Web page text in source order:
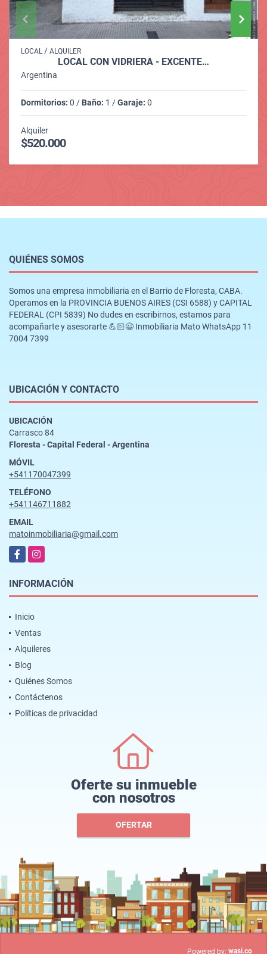
LOCAL / ALQUILER
LOCAL CON VIDRIERA - EXCENTE…
Argentina
Dormitorios: 0 / Baño: 1 /Garaje: 0
Alquiler
$520.000
QUIÉNES SOMOS
Somos una empresa inmobiliaria en el Barrio de Floresta, CABA.
Operamos en la PROVINCIA BUENOS AIRES (CSI 6588) y CAPITAL
FEDERAL (CPI 5839) No dudes en escribirnos, estamos para
acompañarte y asesorarte 💪🏻😉 Inmobiliaria Mato WhatsApp 11
7004 7399
UBICACIÓN Y CONTACTO
UBICACIÓN
Carrasco 84
Floresta - Capital Federal - Argentina
MÓVIL
+541170047399
TELÉFONO
+541146711882
EMAIL
matoinmobiliaria@gmail.com
FacebookInstagram
INFORMACIÓN
Inicio
Ventas
Alquileres
Blog
Quiénes Somos
Contáctenos
Políticas de privacidad
Oferte su inmueble
con nosotros
OFERTAR
Powered by: wasi.co